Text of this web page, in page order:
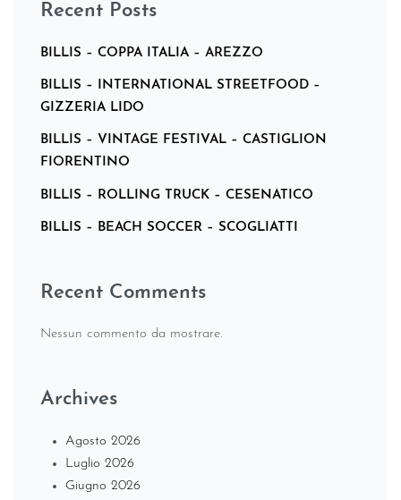
Recent Posts
BILLIS – COPPA ITALIA – AREZZO
BILLIS – INTERNATIONAL STREETFOOD –
GIZZERIA LIDO
BILLIS – VINTAGE FESTIVAL – CASTIGLION
FIORENTINO
BILLIS – ROLLING TRUCK – CESENATICO
BILLIS – BEACH SOCCER – SCOGLIATTI
Recent Comments
Nessun commento da mostrare.
Archives
Agosto 2026
Luglio 2026
Giugno 2026